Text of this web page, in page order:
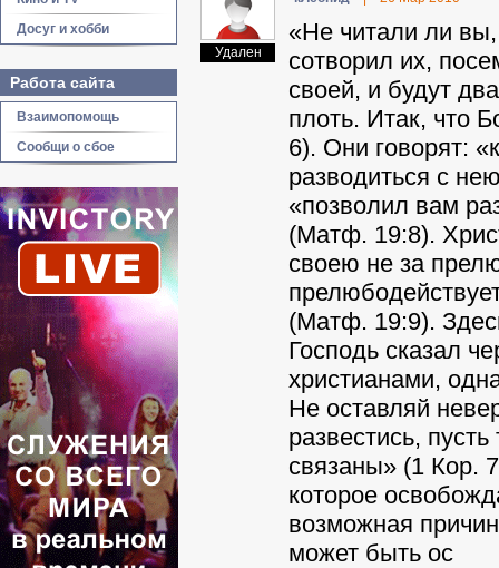
Досуг и хобби
Работа сайта
Взаимопомощь
Сообщи о сбое
Удален
«Не читали ли
сотворил их,
своей, и будут
плоть. Итак, что
6). Они говорят:
разводиться с
«позволил вам
(Матф. 19:8).
своею не за
(Матф. 19:9).
Господь сказал
христианами,
Не оставляй
развестись,
связаны» (1 Кор.
которое
возможная
может быть ос